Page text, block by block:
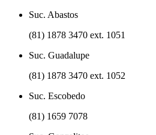
Suc. Abastos
(81) 1878 3470 ext. 1051
Suc. Guadalupe
(81) 1878 3470 ext. 1052
Suc. Escobedo
(81) 1659 7078